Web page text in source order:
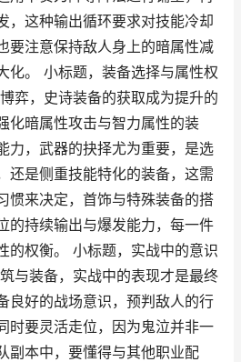
，这种输出循环要求对技能冷却
要注意保持敌人身上的暗属性减
化。 小标题，装备选择与属性权
弈，史诗装备的获取成为提升的
化暗属性攻击与智力属性的装
力，武器的抉择尤为重要，是选
还是侧重技能特化的装备，这需
惯来决定，首饰与特殊装备的搭
的持续输出与爆发能力，每一件
的权衡。 小标题，实战中的意识
与装备，实战中的表现才是最终
良好的战场意识，预判敌人的行
时要灵活走位，因为鬼泣并非一
副本中，要懂得与其他职业配